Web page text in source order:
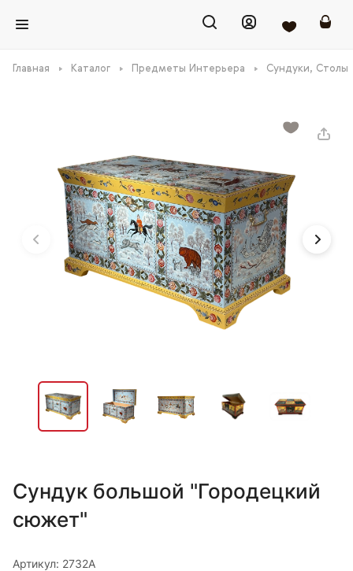
Главная Каталог Предметы Интерьера Сундуки, Столы
Сундук большой "Городецкий
сюжет"
Артикул: 2732А